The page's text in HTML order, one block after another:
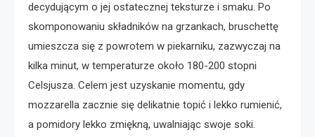
decydującym o jej ostatecznej teksturze i smaku. Po
skomponowaniu składników na grzankach, bruschettę
umieszcza się z powrotem w piekarniku, zazwyczaj na
kilka minut, w temperaturze około 180-200 stopni
Celsjusza. Celem jest uzyskanie momentu, gdy
mozzarella zacznie się delikatnie topić i lekko rumienić,
a pomidory lekko zmiękną, uwalniając swoje soki.